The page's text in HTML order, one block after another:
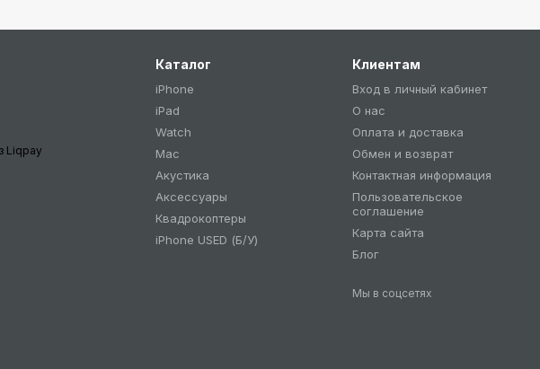
Каталог
iPhone
iPad
Watch
Mac
Акустика
Аксессуары
Квадрокоптеры
iPhone USED (Б/У)
Клиентам
Вход в личный кабинет
О нас
Оплата и доставка
Обмен и возврат
Контактная информация
Пользовательское
соглашение
Карта сайта
Блог
Мы в соцсетях